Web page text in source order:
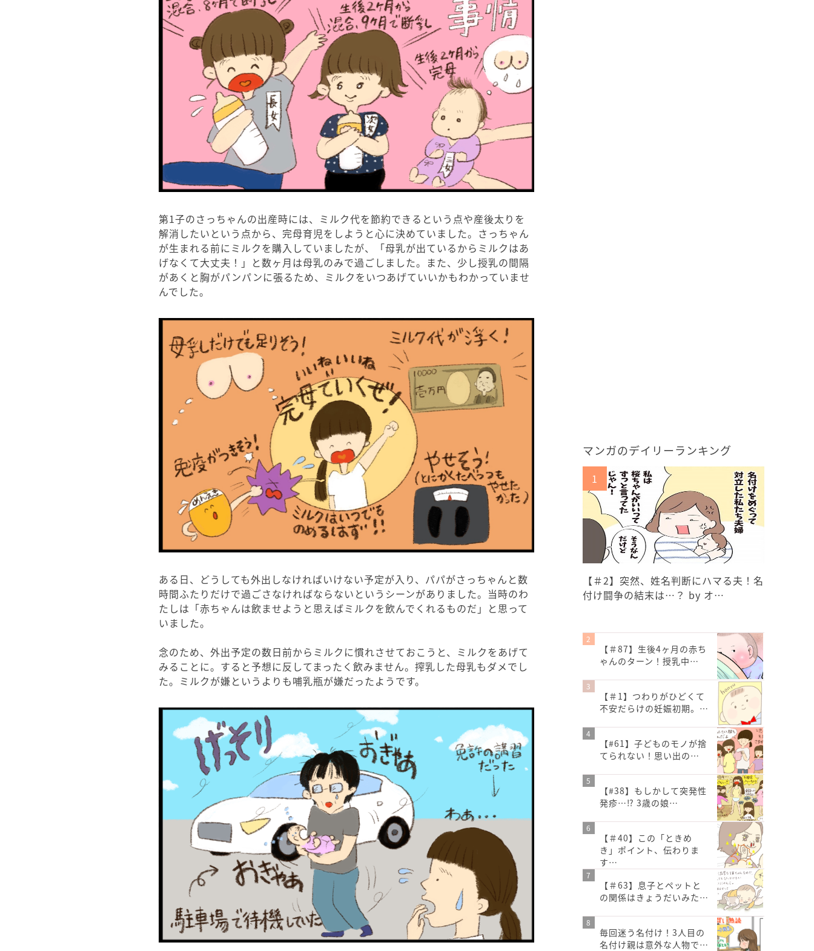
第1子のさっちゃんの出産時には、ミルク代を節約できるという点や産後太りを
解消したいという点から、完母育児をしようと心に決めていました。さっちゃん
が生まれる前にミルクを購入していましたが、「母乳が出ているからミルクはあ
げなくて大丈夫！」と数ヶ月は母乳のみで過ごしました。また、少し授乳の間隔
があくと胸がパンパンに張るため、ミルクをいつあげていいかもわかっていませ
んでした。
ある日、どうしても外出しなければいけない予定が入り、パパがさっちゃんと数
時間ふたりだけで過ごさなければならないというシーンがありました。当時のわ
たしは「赤ちゃんは飲ませようと思えばミルクを飲んでくれるものだ」と思って
いました。
念のため、外出予定の数日前からミルクに慣れさせておこうと、ミルクをあげて
みることに。すると予想に反してまったく飲みません。搾乳した母乳もダメでし
た。ミルクが嫌というよりも哺乳瓶が嫌だったようです。
マンガのデイリーランキング
【＃2】突然、姓名判断にハマる夫！名
付け闘争の結末は…？ by オ…
【＃87】生後4ヶ月の赤ち
ゃんのターン！授乳中…
【＃1】つわりがひどくて
不安だらけの妊娠初期。…
【#61】子どものモノが捨
てられない！思い出の…
【#38】もしかして突発性
発疹…⁉︎ 3歳の娘…
【＃40】この「ときめ
き」ポイント、伝わりま
す…
【＃63】息子とペットと
の関係はきょうだいみた…
毎回迷う名付け！3人目の
名付け親は意外な人物で…